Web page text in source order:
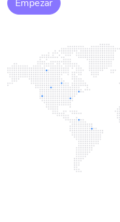
Empezar